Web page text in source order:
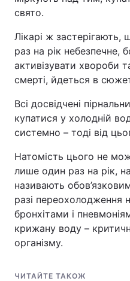
Лонгріди
Відео з Youtube
Інтерв'ю
Архів
Контакти
Послуги
свято.
Лікарі ж застерігають,
раз на рік
активізувати хвороби
смерті, йдеться в
Всі досвідчені
купатися у холодній
системно – тоді від
Натомість цього не
лише один раз на рік,
називають
разі переохолодження
бронхітами і
крижану воду –
організму.
ЧИТАЙТЕ ТАКОЖ